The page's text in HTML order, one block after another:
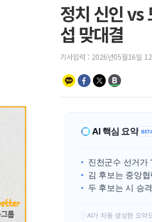
정치 신인 vs
섭 맞대결
기사입력 : 2026년05월16일
AI 핵심 요약
진천군수 선거가
김 후보는 중앙
두 후보는 시 승
! AI가 자동 생성한 요약